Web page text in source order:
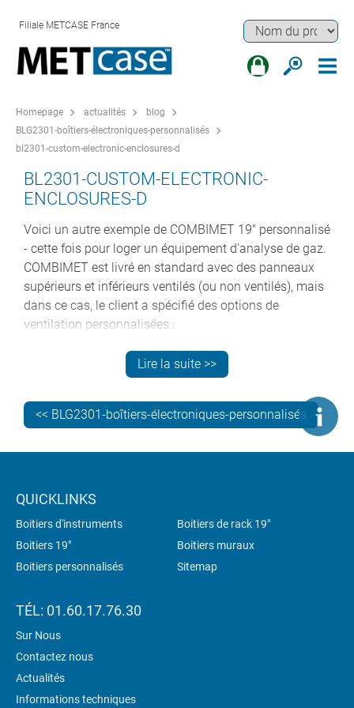
Filiale METCASE France
Homepage actualités
blog
BLG2301-boîtiers-électroniques-personnalisés
bl2301-custom-electronic-enclosures-d
BL2301-CUSTOM-ELECTRONIC-
ENCLOSURES-D
Voici un autre exemple de COMBIMET 19" personnalisé
- cette fois pour loger un équipement d'analyse de gaz.
COMBIMET est livré en standard avec des panneaux
supérieurs et inférieurs ventilés (ou non ventilés), mais
dans ce cas, le client a spécifié des options de
ventilation personnalisées :
une petite zone ventilée en haut (plutôt qu'un
panneau entièrement ventilé)
évents branchiaux latéraux.
L'arrière a été usiné pour une variété d'interfaces
Nous avons également ajouté un graphique de qualité
photo sur le panneau avant pour compléter le logo.
Lire la suite >>
<< BLG2301-boîtiers-électroniques-personnalisés
QUICKLINKS
Boitiers d'instruments
Boitiers de rack 19"
Boitiers 19"
Boitiers muraux
Boitiers personnalisés
Sitemap
TÉL: 01.60.17.76.30
Sur Nous
Contactez nous
Actualités
Informations techniques